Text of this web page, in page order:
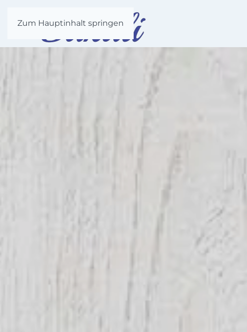
Zum Hauptinhalt springen